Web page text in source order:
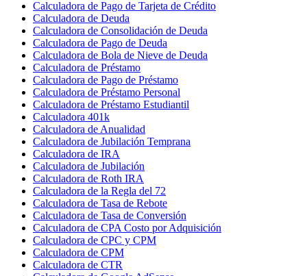
Calculadora de Pago de Tarjeta de Crédito
Calculadora de Deuda
Calculadora de Consolidación de Deuda
Calculadora de Pago de Deuda
Calculadora de Bola de Nieve de Deuda
Calculadora de Préstamo
Calculadora de Pago de Préstamo
Calculadora de Préstamo Personal
Calculadora de Préstamo Estudiantil
Calculadora 401k
Calculadora de Anualidad
Calculadora de Jubilación Temprana
Calculadora de IRA
Calculadora de Jubilación
Calculadora de Roth IRA
Calculadora de la Regla del 72
Calculadora de Tasa de Rebote
Calculadora de Tasa de Conversión
Calculadora de CPA Costo por Adquisición
Calculadora de CPC y CPM
Calculadora de CPM
Calculadora de CTR